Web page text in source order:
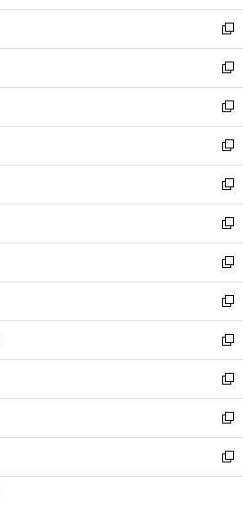
開
く
ウ
で
開
く
ン
ド
ウ
で
開
く
新
し
い
ウ
ィ
ン
ド
ウ
で
開
く
新
し
い
ウ
ィ
ン
ド
ウ
で
開
く
新
し
い
ウ
ィ
ン
ド
ウ
で
開
く
新
し
い
ウ
ィ
ン
ド
ウ
で
開
く
新
し
い
ウ
ィ
ン
ド
ウ
で
開
く
新
し
い
ウ
ィ
ン
ド
ウ
で
開
く
新
し
い
ウ
ィ
ン
ド
ウ
で
開
く
新
し
い
ウ
ィ
ン
ド
ウ
で
開
新
し
い
ウ
ィ
ン
ド
ウ
新
し
い
ウ
ィ
ン
新
し
い
ウ
新
し